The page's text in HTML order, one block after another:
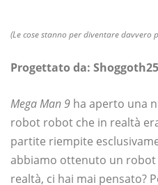
(Le cose stanno per diventare davvero
Progettato da:
Mega Man 9 ha aperto una
robot robot che in realtà
partite riempite
abbiamo ottenuto un robot
realtà, ci hai mai pensato?